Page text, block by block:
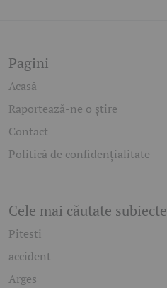
Pagini
Acasă
Raportează-ne o știre
Contact
Politică de confidențialitate
Cele mai căutate subiecte
Pitesti
accident
Arges